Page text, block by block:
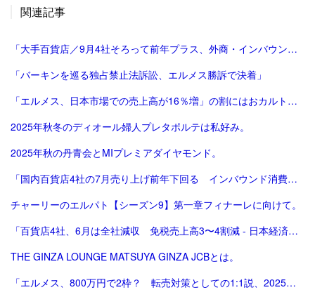
関連記事
「大手百貨店／9月4社そろって前年プラス、外商・インバウンド好調 | 流通ニュース」
「バーキンを巡る独占禁止法訴訟、エルメス勝訴で決着」
「エルメス、日本市場での売上高が16％増」の割にはおカルト系（笑）は減った気がする。
2025年秋冬のディオール婦人プレタポルテは私好み。
2025年秋の丹青会とMIプレミアダイヤモンド。
「国内百貨店4社の7月売り上げ前年下回る インバウンド消費減で | ロイター」
チャーリーのエルパト【シーズン9】第一章フィナーレに向けて。
「百貨店4社、6月は全社減収 免税売上高3〜4割減 - 日本経済新聞」
THE GINZA LOUNGE MATSUYA GINZA JCBとは。
「エルメス、800万円で2枠？ 転売対策としての1:1説、2025年版。ほぼ完結（？）編。」